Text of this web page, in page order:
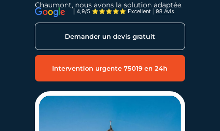
Chaumont, nous avons la solution adaptée.
| 4,9/5 ⭐⭐⭐⭐⭐ Excellent 98 Avis
Demander un devis gratuit
Intervention urgente 75019 en 24h